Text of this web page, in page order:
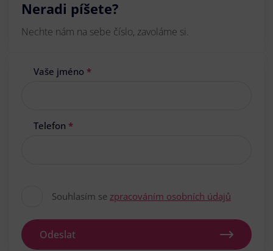
Neradi píšete?
Nechte nám na sebe číslo, zavoláme si.
Vaše jméno *
Telefon *
Souhlasím se zpracováním osobních údajů
Odeslat